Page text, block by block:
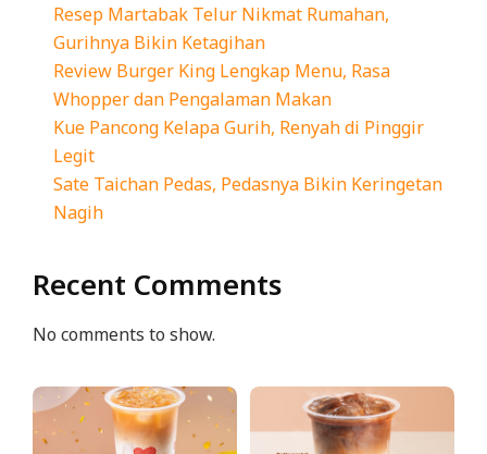
Resep Martabak Telur Nikmat Rumahan,
Gurihnya Bikin Ketagihan
Review Burger King Lengkap Menu, Rasa
Whopper dan Pengalaman Makan
Kue Pancong Kelapa Gurih, Renyah di Pinggir
Legit
Sate Taichan Pedas, Pedasnya Bikin Keringetan
Nagih
Recent Comments
No comments to show.